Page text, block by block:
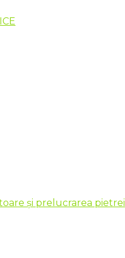
și prelucrarea pietrei